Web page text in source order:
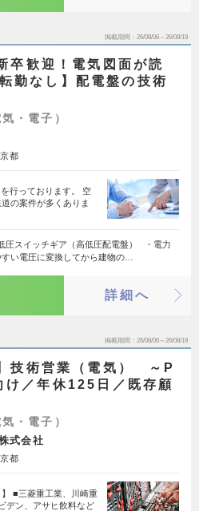
掲載期間 26/08/06～26/08/19
卒歓迎！電気図面が読
勤なし】配電盤の技術
・電子）
都
行っております。 空
の案件が多くありま
圧スイッチギア（高低圧配電盤） ・電力
い電圧に変換してから建物の…
詳細へ
掲載期間 26/08/06～26/08/19
技術営業（電気） ～P
け／年休125日／既存顧
・電子）
式会社
都
】 ■三菱重工業、川崎重
デン、アサヒ飲料など